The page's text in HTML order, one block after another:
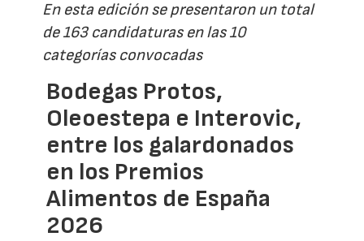
En esta edición se presentaron un total
de 163 candidaturas en las 10
categorías convocadas
Bodegas Protos,
Oleoestepa e Interovic,
entre los galardonados
en los Premios
Alimentos de España
2026